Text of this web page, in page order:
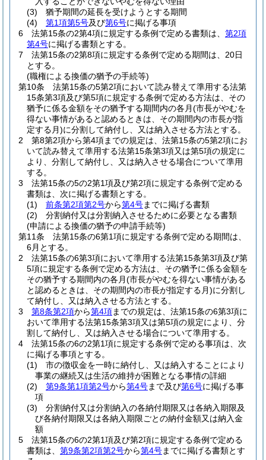
(3)
猶予期間の延長を受けようとする期間
(4)
第1項第5号及び第6号に掲げる事項
6
法第15条の2第4項に規定する条例で定める書類は、 第2項
第4号に掲げる書類とする。
7
法第15条の2第8項に規定する条例で定める期間は、20日
とする。
(職権による換価の猶予の手続等)
第10条
法第15条の5第2項において読み替えて準用する法第
15条第3項及び第5項に規定する条例で定める方法は、その
猶予に係る金額をその猶予する期間内の各月(市長がやむを
得ない事情があると認めるときは、その期間内の市長が指
定する月)に分割して納付し、又は納入させる方法とする。
2
第8第2項から第4項までの規定は、法第15条の5第2項にお
いて読み替えて準用する法第15条第3項又は第5項の規定に
より、分割して納付し、又は納入させる場合について準用
する。
3
法第15条の5の2第1項及び第2項に規定する条例で定める
書類は、次に掲げる書類とする。
(1)
前条第2項第2号から第4号までに掲げる書類
(2)
分割納付又は分割納入させるために必要となる書類
(申請による換価の猶予の申請手続等)
第11条
法第15条の6第1項に規定する条例で定める期間は、
6月とする。
2
法第15条の6第3項において準用する法第15条第3項及び第
5項に規定する条例で定める方法は、その猶予に係る金額を
その猶予する期間内の各月(市長がやむを得ない事情がある
と認めるときは、その期間内の市長が指定する月)に分割し
て納付し、又は納入させる方法とする。
3
第8条第2項から第4項までの規定は、法第15条の6第3項に
おいて準用する法第15条第3項又は第5項の規定により、分
割して納付し、又は納入させる場合について準用する。
4
法第15条の6の2第1項に規定する条例で定める事項は、次
に掲げる事項とする。
(1)
市の徴収金を一時に納付し、又は納入することにより
事業の継続又は生活の維持が困難となる事情の詳細
(2)
第9条第1項第2号から第4号まで及び第6号に掲げる事
項
(3)
分割納付又は分割納入の各納付期限又は各納入期限及
び各納付期限又は各納入期限ごとの納付金額又は納入金
額
5
法第15条の6の2第1項及び第2項に規定する条例で定める
書類は、 第9条第2項第2号から第4号までに掲げる書類とす